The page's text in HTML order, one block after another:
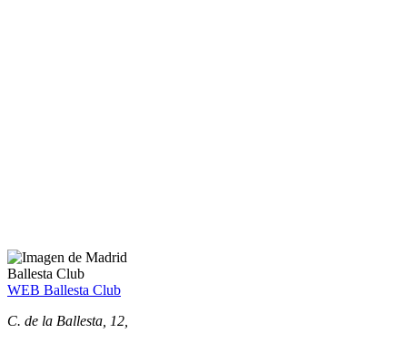
Ballesta Club
WEB Ballesta Club
C. de la Ballesta, 12,